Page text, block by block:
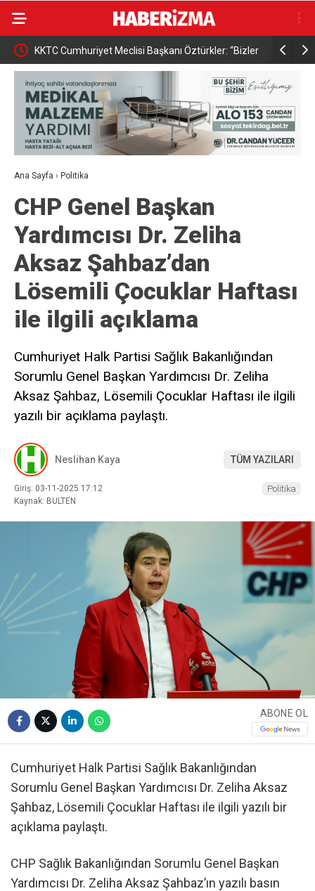
KKTC Cumhuriyet Meclisi Başkanı Öztürkler: “Bizler
egemen eşitliğimizden ve eşit uluslararası
statümüzden asla taviz vermeyeceğiz”
Ana Sayfa › Politika
CHP Genel Başkan
Yardımcısı Dr. Zeliha
Aksaz Şahbaz’dan
Lösemili Çocuklar Haftası
ile ilgili açıklama
Cumhuriyet Halk Partisi Sağlık Bakanlığından
Sorumlu Genel Başkan Yardımcısı Dr. Zeliha
Aksaz Şahbaz, Lösemili Çocuklar Haftası ile ilgili
yazılı bir açıklama paylaştı.
Neslihan Kaya TÜM YAZILARI
Giriş: 03-11-2025 17:12
Kaynak: BULTEN
Politika
ABONE OL
Cumhuriyet Halk Partisi Sağlık Bakanlığından
Sorumlu Genel Başkan Yardımcısı Dr. Zeliha Aksaz
Şahbaz, Lösemili Çocuklar Haftası ile ilgili yazılı bir
açıklama paylaştı.
CHP Sağlık Bakanlığından Sorumlu Genel Başkan
Yardımcısı Dr. Zeliha Aksaz Şahbaz’ın yazılı basın